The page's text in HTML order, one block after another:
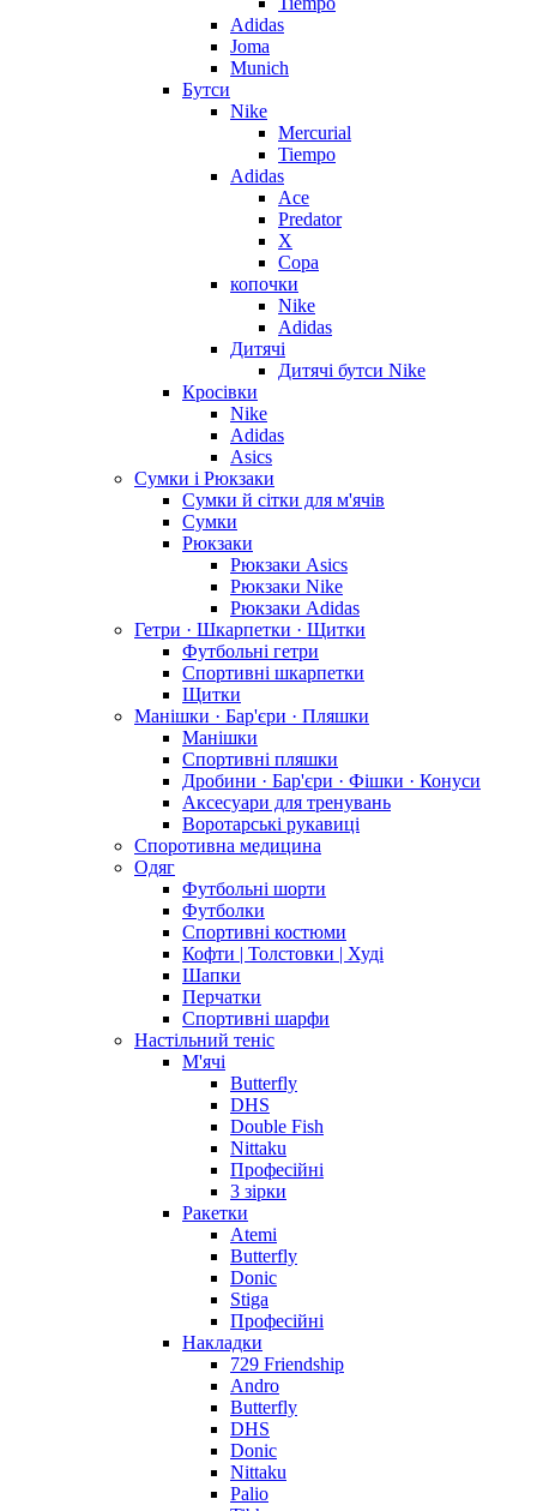
Adidas
Joma
Munich
Бутси
Nike
Mercurial
Tiempo
Adidas
Ace
Predator
X
Copa
копочки
Nike
Adidas
Дитячі
Дитячі бутси Nike
Кросівки
Nike
Adidas
Asics
Сумки і Рюкзаки
Сумки й сітки для м'ячів
Сумки
Рюкзаки
Рюкзаки Asics
Рюкзаки Nike
Рюкзаки Adidas
Гетри · Шкарпетки · Щитки
Футбольні гетри
Спортивні шкарпетки
Щитки
Манішки · Бар'єри · Пляшки
Манішки
Спортивні пляшки
Дробини · Бар'єри · Фішки · Конуси
Аксесуари для тренувань
Воротарські рукавиці
Споротивна медицина
Одяг
Футбольні шорти
Футболки
Спортивні костюми
Кофти | Толстовки | Худі
Шапки
Перчатки
Спортивні шарфи
Настільний теніс
М'ячі
Butterfly
DHS
Double Fish
Nittaku
Професійні
3 зірки
Ракетки
Atemi
Butterfly
Donic
Stiga
Професійні
Накладки
729 Friendship
Andro
Butterfly
DHS
Donic
Nittaku
Palio